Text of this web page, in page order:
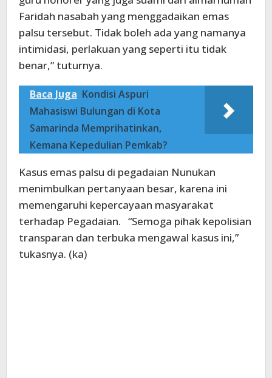
Faridah nasabah yang menggadaikan emas
palsu tersebut. Tidak boleh ada yang namanya
intimidasi, perlakuan yang seperti itu tidak
benar,” tuturnya.
Baca Juga Kondisi Aspuri
Mahasiswi Bulungan di Kota
Samarinda Memprihatinkan,
Kemana Kepedulian Pemkab?
Kasus emas palsu di pegadaian Nunukan
menimbulkan pertanyaan besar, karena ini
memengaruhi kepercayaan masyarakat
terhadap Pegadaian. “Semoga pihak kepolisian
transparan dan terbuka mengawal kasus ini,”
tukasnya. (ka)